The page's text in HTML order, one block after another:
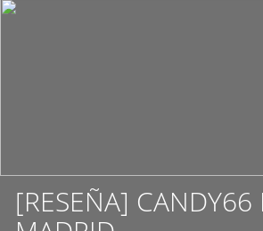
[RESEÑA] CANDY66